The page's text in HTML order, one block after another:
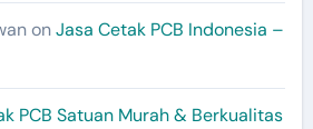
onJasa Cetak PCB Indonesia –
PCB Satuan Murah & Berkualitas